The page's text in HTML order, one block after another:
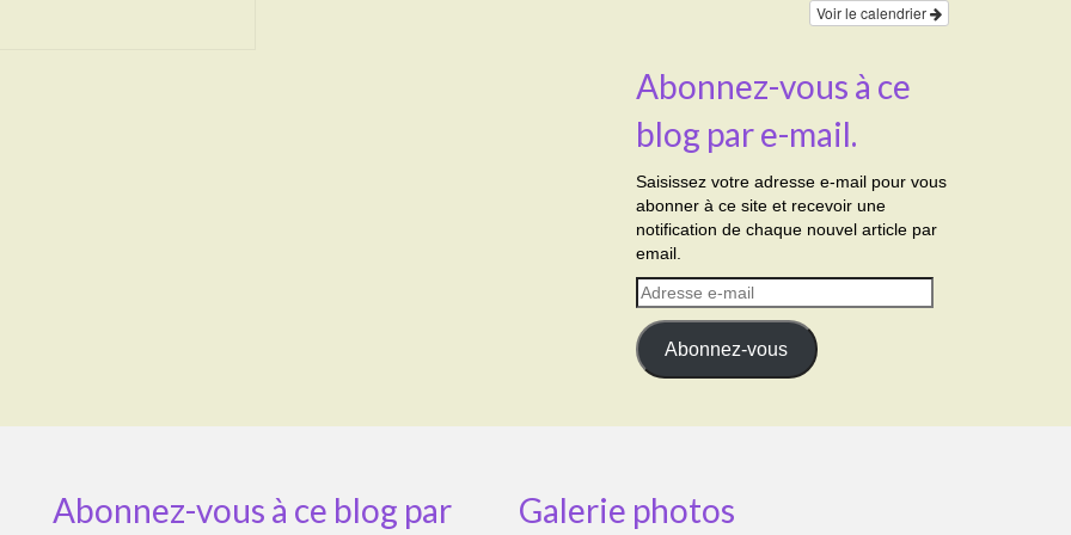
Voir le calendrier
Abonnez-vous à ce
blog par e-mail.
Saisissez votre adresse e-mail pour vous
abonner à ce site et recevoir une
notification de chaque nouvel article par
email.
Adresse
e-
mail
Abonnez-vous
Abonnez-vous à ce blog par Galerie photos